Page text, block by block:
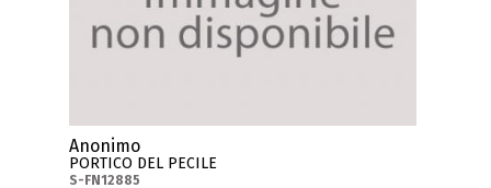
Anonimo
PORTICO DEL PECILE
S-FN12885